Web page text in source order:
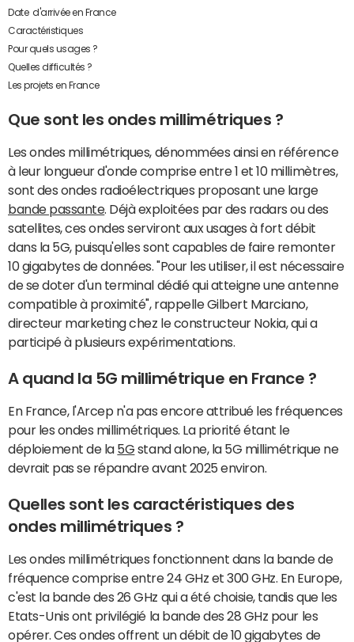
Date d'arrivée en France
Caractéristiques
Pour quels usages ?
Quelles difficultés ?
Les projets en France
Que sont les ondes millimétriques ?
Les ondes millimétriques, dénommées ainsi en référence
à leur longueur d'onde comprise entre 1 et 10 millimètres,
sont des ondes radioélectriques proposant une large
bande passante. Déjà exploitées par des radars ou des
satellites, ces ondes serviront aux usages à fort débit
dans la 5G, puisqu'elles sont capables de faire remonter
10 gigabytes de données. "Pour les utiliser, il est nécessaire
de se doter d'un terminal dédié qui atteigne une antenne
compatible à proximité", rappelle Gilbert Marciano,
directeur marketing chez le constructeur Nokia, qui a
participé à plusieurs expérimentations.
A quand la 5G millimétrique en France ?
En France, l'Arcep n'a pas encore attribué les fréquences
pour les ondes millimétriques. La priorité étant le
déploiement de la 5G stand alone, la 5G millimétrique ne
devrait pas se répandre avant 2025 environ.
Quelles sont les caractéristiques des
ondes millimétriques ?
Les ondes millimétriques fonctionnent dans la bande de
fréquence comprise entre 24 GHz et 300 GHz. En Europe,
c'est la bande des 26 GHz qui a été choisie, tandis que les
Etats-Unis ont privilégié la bande des 28 GHz pour les
opérer. Ces ondes offrent un débit de 10 gigabytes de